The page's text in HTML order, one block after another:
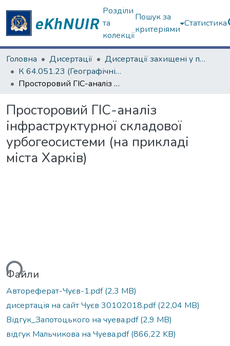
Розділи
та
колекції
Пошук за
критеріями
Статистика
Головна Дисертації
Дисертації захищені у постійних радах
К 64.051.23 (Географічні науки)
Просторовий ГІС-аналіз інфраструктурної складової урбогеосистеми (на прикладі міста Харків)
Просторовий ГІС-аналіз
інфраструктурної складової
урбогеосистеми (на прикладі
міста Харків)
Файли
Автореферат-Чуєв-1.pdf(2,3 MB)
дисертація на сайт Чуєв 30102018.pdf(22,04 MB)
Відгук_Запотоцького на чуева.pdf(2,9 MB)
відгук Мальчикова на Чуева.pdf(866,22 KB)